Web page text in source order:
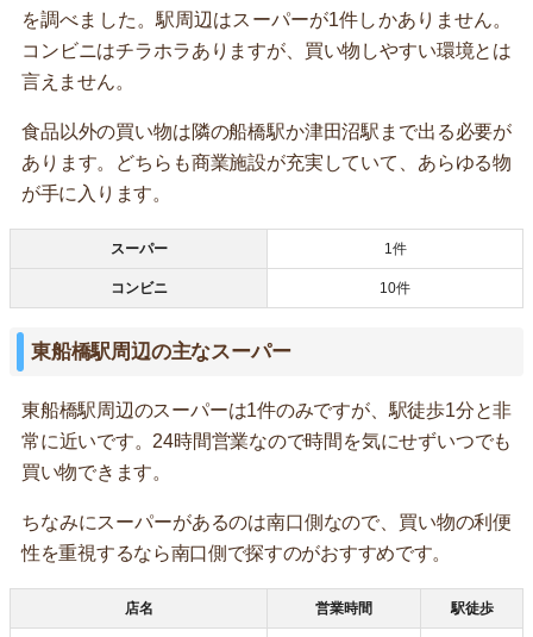
を調べました。駅周辺はスーパーが1件しかありません。
コンビニはチラホラありますが、買い物しやすい環境とは
言えません。
食品以外の買い物は隣の船橋駅か津田沼駅まで出る必要が
あります。どちらも商業施設が充実していて、あらゆる物
が手に入ります。
スーパー 1件
コンビニ 10件
東船橋駅周辺の主なスーパー
東船橋駅周辺のスーパーは1件のみですが、駅徒歩1分と非
常に近いです。24時間営業なので時間を気にせずいつでも
買い物できます。
ちなみにスーパーがあるのは南口側なので、買い物の利便
性を重視するなら南口側で探すのがおすすめです。
店名 営業時間 駅徒歩